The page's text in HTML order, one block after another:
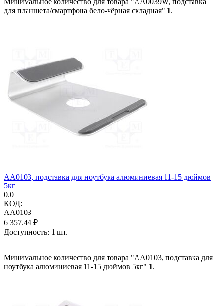
для планшета/смартфона бело-чёрная складная" 1.
AA0103, подставка для ноутбука алюминиевая 11-15 дюймов
5кг
0.0
КОД:
AA0103
6 357.44 ₽
Доступность: 1 шт.
Минимальное количество для товара "AA0103, подставка для
ноутбука алюминиевая 11-15 дюймов 5кг" 1.